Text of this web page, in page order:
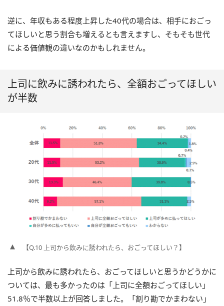
逆に、年収もある程度上昇した40代の場合は、相手におごっ
てほしいと思う割合も増えるとも言えますし、そもそも世代
による価値観の違いなのかもしれません。
上司に飲みに誘われたら、全額おごってほしい
が半数
【Q.10 上司から飲みに誘われたら、おごってほしい？】
上司から飲みに誘われたら、おごってほしいと思うかどうかに
ついては、最も多かったのは「上司に全額おごってほしい」
51.8％で半数以上が回答しました。「割り勘でかまわない」